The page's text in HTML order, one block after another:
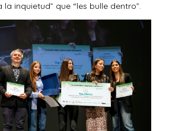
inquietud” que “les bulle dentro”.